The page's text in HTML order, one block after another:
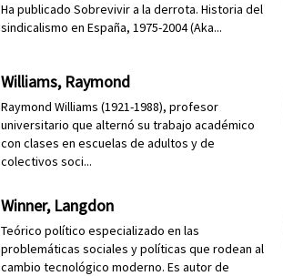
Ha publicado Sobrevivir a la derrota. Historia del
sindicalismo en España, 1975-2004 (Aka...
Williams, Raymond
Raymond Williams (1921-1988), profesor
universitario que alternó su trabajo académico
con clases en escuelas de adultos y de
colectivos soci...
Winner, Langdon
Teórico político especializado en las
problemáticas sociales y políticas que rodean al
cambio tecnológico moderno. Es autor de